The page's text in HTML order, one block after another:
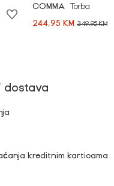
COMMA
Torba
244,95 KM 349,95 KM
dostava
kreditnim karticama